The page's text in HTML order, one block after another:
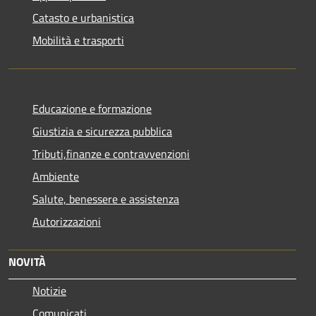
Catasto e urbanistica
Mobilità e trasporti
Educazione e formazione
Giustizia e sicurezza pubblica
Tributi,finanze e contravvenzioni
Ambiente
Salute, benessere e assistenza
Autorizzazioni
NOVITÀ
Notizie